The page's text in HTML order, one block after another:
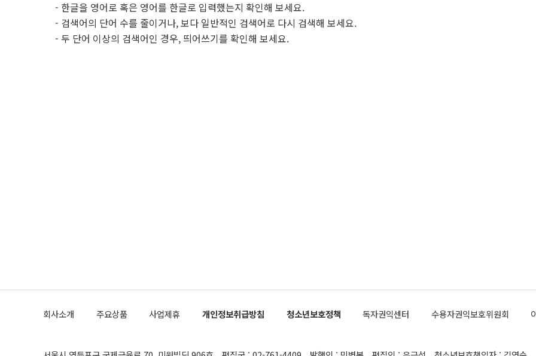
- 한글을 영어로 혹은 영어를 한글로 입력했는지 확인해 보세요.
- 검색어의 단어 수를 줄이거나, 보다 일반적인 검색어로 다시 검색해 보세요.
- 두 단어 이상의 검색어인 경우, 띄어쓰기를 확인해 보세요.
회사소개 주요상품 사업제휴 개인정보취급방침 청소년보호정책 독자권익센터 수용자권익보호위원회